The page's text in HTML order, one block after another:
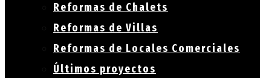
Reformas de Chalets
Reformas de Villas
Reformas de Locales Comerciales
Últimos proyectos